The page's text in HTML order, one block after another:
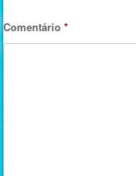
Comentário*